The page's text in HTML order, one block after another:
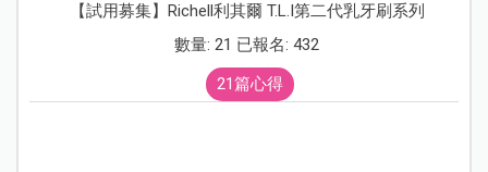
【試用募集】Richell利其爾 T.L.I第二代乳牙刷系列
數量: 21 已報名: 432
21篇心得